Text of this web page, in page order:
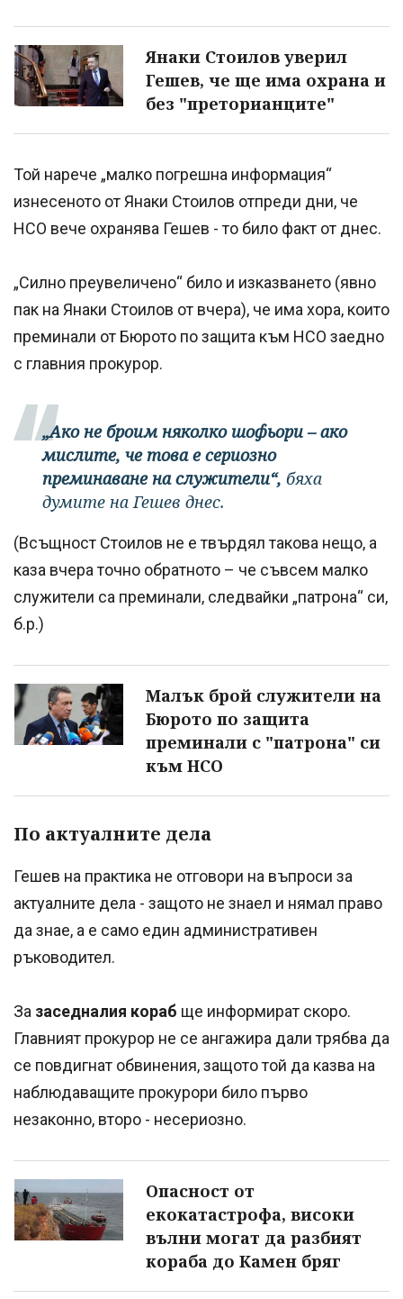
Янаки Стоилов уверил
Гешев, че ще има охрана и
без "преторианците"
Той нарече „малко погрешна информация“
изнесеното от Янаки Стоилов отпреди дни, че
НСО вече охранява Гешев - то било факт от днес.
„Силно преувеличено“ било и изказването (явно
пак на Янаки Стоилов от вчера), че има хора, които
преминали от Бюрото по защита към НСО заедно
с главния прокурор.
„Ако не броим няколко шофьори – ако
мислите, че това е сериозно
преминаване на служители“, бяха
думите на Гешев днес.
(Всъщност Стоилов не е твърдял такова нещо, а
каза вчера точно обратното – че съвсем малко
служители са преминали, следвайки „патрона“ си,
б.р.)
Малък брой служители на
Бюрото по защита
преминали с "патрона" си
към НСО
По актуалните дела
Гешев на практика не отговори на въпроси за
актуалните дела - защото не знаел и нямал право
да знае, а е само един административен
ръководител.
За заседналия кораб ще информират скоро.
Главният прокурор не се ангажира дали трябва да
се повдигнат обвинения, защото той да казва на
наблюдаващите прокурори било първо
незаконно, второ - несериозно.
Опасност от
екокатастрофа, високи
вълни могат да разбият
кораба до Камен бряг